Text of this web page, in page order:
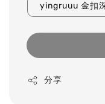
yingruuu 金扣
分享